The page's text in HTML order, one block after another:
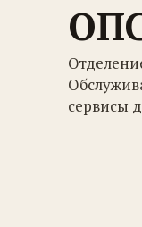
сервисы